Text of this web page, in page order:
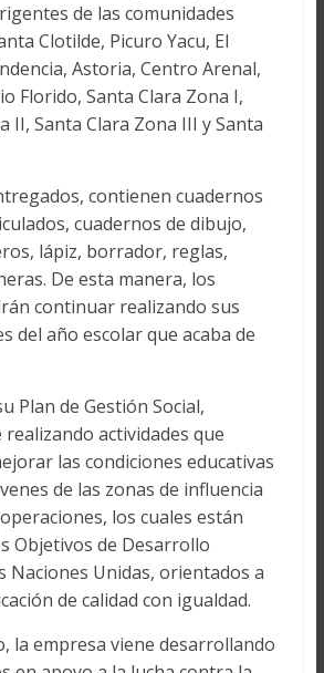
de las comunidades
Clotilde, Picuro Yacu, El
Astoria, Centro Arenal,
Florido, Santa Clara Zona I,
II, Santa Clara Zona III y Santa
contienen cuadernos
cuadernos de dibujo,
lápiz, borrador, reglas,
De esta manera, los
continuar realizando sus
del año escolar que acaba de
Plan de Gestión Social,
actividades que
las condiciones educativas
de las zonas de influencia
los cuales están
Objetivos de Desarrollo
Naciones Unidas, orientados a
de calidad con igualdad.
la empresa viene desarrollando